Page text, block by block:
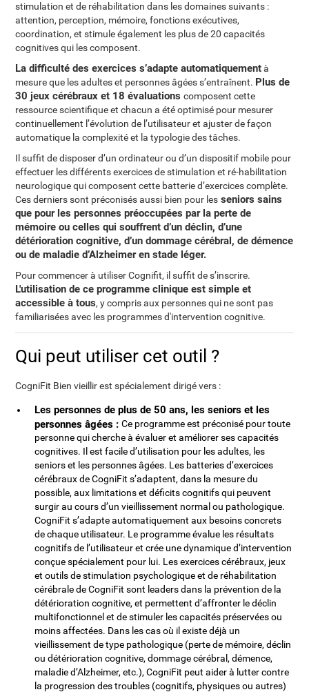
stimulation et de réhabilitation dans les domaines suivants :
attention, perception, mémoire, fonctions exécutives,
coordination, et stimule également les plus de 20 capacités
cognitives qui les composent.
La difficulté des exercices s’adapte automatiquementà
mesure que les adultes et personnes âgées s’entraînent. Plus de
30 jeux cérébraux et 18 évaluationscomposent cette
ressource scientifique et chacun a été optimisé pour mesurer
continuellement l’évolution de l’utilisateur et ajuster de façon
automatique la complexité et la typologie des tâches.
Il suffit de disposer d’un ordinateur ou d’un dispositif mobile pour
effectuer les différents exercices de stimulation et ré-habilitation
neurologique qui composent cette batterie d’exercices complète.
Ces derniers sont préconisés aussi bien pour les seniors sains
que pour les personnes préoccupées par la perte de
mémoire ou celles qui souffrent d’un déclin, d’une
détérioration cognitive, d’un dommage cérébral, de démence
ou de maladie d’Alzheimer en stade léger.
Pour commencer à utiliser Cognifit, il suffit de s’inscrire.
L'utilisation de ce programme clinique est simple et
accessible à tous, y compris aux personnes qui ne sont pas
familiarisées avec les programmes d'intervention cognitive.
Qui peut utiliser cet outil ?
CogniFit Bien vieillir est spécialement dirigé vers :
Les personnes de plus de 50 ans, les seniors et les
personnes âgées :Ce programme est préconisé pour toute
personne qui cherche à évaluer et améliorer ses capacités
cognitives. Il est facile d’utilisation pour les adultes, les
seniors et les personnes âgées. Les batteries d’exercices
cérébraux de CogniFit s’adaptent, dans la mesure du
possible, aux limitations et déficits cognitifs qui peuvent
surgir au cours d’un vieillissement normal ou pathologique.
CogniFit s’adapte automatiquement aux besoins concrets
de chaque utilisateur. Le programme évalue les résultats
cognitifs de l’utilisateur et crée une dynamique d’intervention
conçue spécialement pour lui. Les exercices cérébraux, jeux
et outils de stimulation psychologique et de réhabilitation
cérébrale de CogniFit sont leaders dans la prévention de la
détérioration cognitive, et permettent d’affronter le déclin
multifonctionnel et de stimuler les capacités préservées ou
moins affectées. Dans les cas où il existe déjà un
vieillissement de type pathologique (perte de mémoire, déclin
ou détérioration cognitive, dommage cérébral, démence,
maladie d’Alzheimer, etc.), CogniFit peut aider à lutter contre
la progression des troubles (cognitifs, physiques ou autres)